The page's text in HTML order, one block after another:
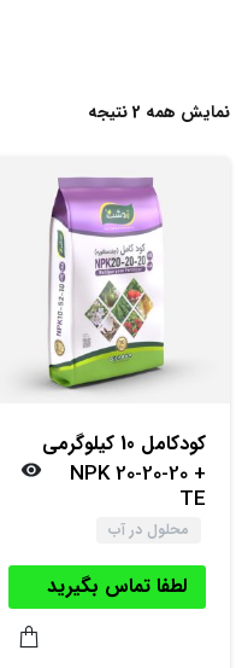
نمایش همه 2 نتیجه
کود‌کامل 10 کیلوگرمی
NPK 20-20-20 +
TE
محلول در آب
لطفا تماس بگیرید